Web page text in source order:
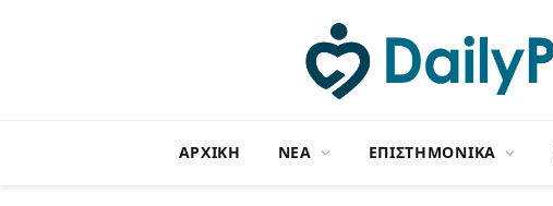
ΑΡΧΙΚΗ NΕΑ ΕΠΙΣΤΗΜΟΝΙΚΑ